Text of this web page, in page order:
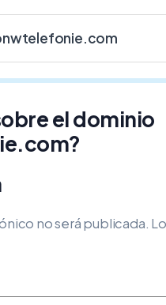
el dominio
no será publicada.